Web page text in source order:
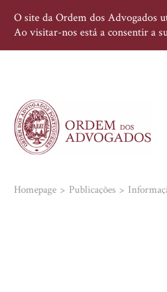
O site da Ordem dos Advogados
Ao visitar-nos está a consentir a
Homepage Publicações